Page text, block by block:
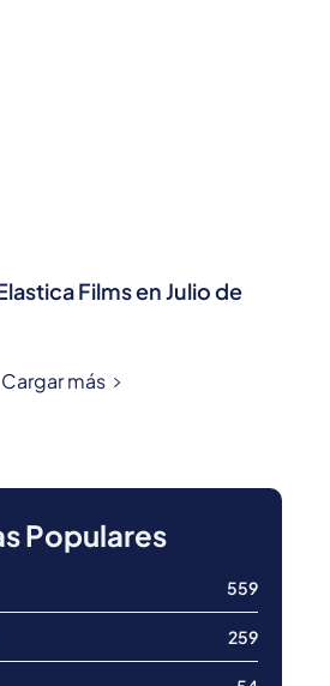
Films en Julio de
Cargar más
Populares
559
259